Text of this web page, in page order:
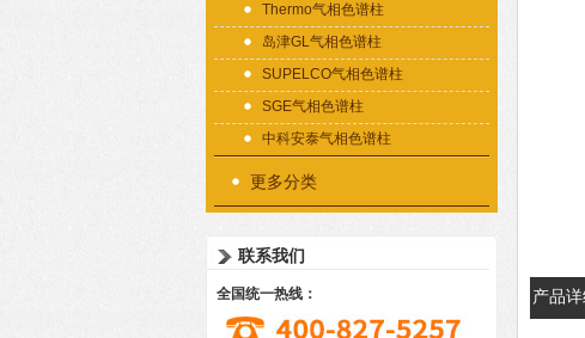
Thermo气相色谱柱
岛津GL气相色谱柱
SUPELCO气相色谱柱
SGE气相色谱柱
中科安泰气相色谱柱
更多分类
联系我们
全国统一热线： 产品详